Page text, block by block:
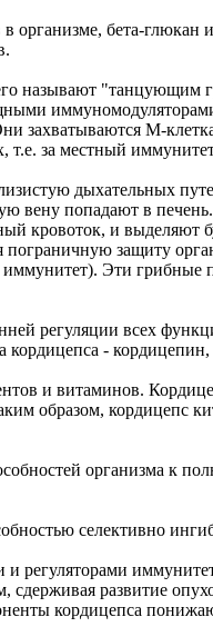
организме, бета-
называют "танцующим
М-
т.е. за местный
дыхательных
вену попадают в
кровоток, и
защиту
Эти грибные
регуляции всех
-
и витаминов.
образом, кордицепс
организма к
селективно
регуляторами
сдерживая развитие
кордицепса